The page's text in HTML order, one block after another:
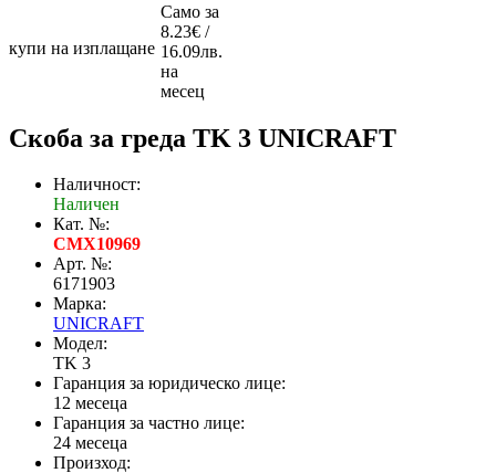
купи на изплащане
Само за
8.23€ /
16.09лв.
на
месец
Скоба за греда TK 3 UNICRAFT
Наличност:
Наличен
Кат. №:
CMX10969
Арт. №:
6171903
Марка:
UNICRAFT
Модел:
TK 3
Гаранция за юридическо лице:
12 месеца
Гаранция за частно лице:
24 месеца
Произход: